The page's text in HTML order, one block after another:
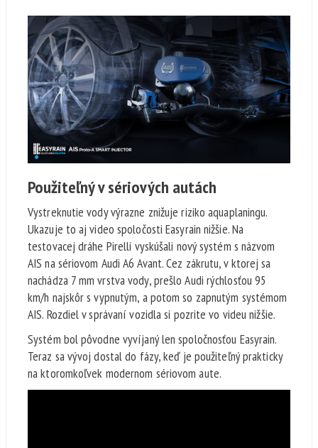
Použiteľný v sériových autách
Vystreknutie vody výrazne znižuje riziko aquaplaningu.
Ukazuje to aj video spoločosti Easyrain nižšie. Na
testovacej dráhe Pirelli vyskúšali nový systém s názvom
AIS na sériovom Audi A6 Avant. Cez zákrutu, v ktorej sa
nachádza 7 mm vrstva vody, prešlo Audi rýchlosťou 95
km/h najskôr s vypnutým, a potom so zapnutým systémom
AIS. Rozdiel v správaní vozidla si pozrite vo videu nižšie.
Systém bol pôvodne vyvíjaný len spoločnosťou Easyrain.
Teraz sa vývoj dostal do fázy, keď je použiteľný prakticky
na ktoromkoľvek modernom sériovom aute.